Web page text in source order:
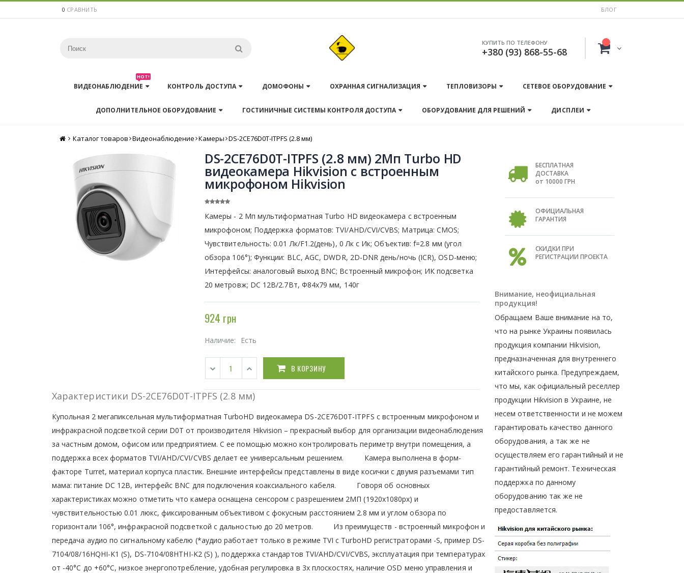
0 СРАВНИТЬ БЛОГ
КУПИТЬ ПО ТЕЛЕФОНУ
+380 (93) 868-55-68
ВИДЕОНАБЛЮДЕНИЕ
HOT!
КОНТРОЛЬ ДОСТУПА ДОМОФОНЫ ОХРАННАЯ СИГНАЛИЗАЦИЯ ТЕПЛОВИЗОРЫ СЕТЕВОЕ ОБОРУДОВАНИЕ
ДОПОЛНИТЕЛЬНОЕ ОБОРУДОВАНИЕ ГОСТИНИЧНЫЕ СИСТЕМЫ КОНТРОЛЯ ДОСТУПА ОБОРУДОВАНИЕ ДЛЯ РЕШЕНИЙ ДИСПЛЕИ
Главная
Каталог товаров Видеонаблюдение Камеры DS-2CE76D0T-ITPFS (2.8 мм)
DS-2CE76D0T-ITPFS (2.8 мм) 2Мп Turbo HD
видеокамера Hikvision с встроенным
микрофоном Hikvision
Камеры - 2 Мп мультиформатная Turbo HD видеокамера с встроенным
микрофоном; Поддержка форматов: TVI/AHD/CVI/CVBS; Матрица: CMOS;
Чувствительность: 0.01 Лк/F1.2(день), 0 Лк c Ик; Объектив: f=2.8 мм (угол
обзора 106°); Функции: BLC, AGC, DWDR, 2D-DNR день/ночь (ICR), OSD-меню;
Интерфейсы: аналоговый выход BNC; Встроенный микрофон; ИК подсветка
20 метровж; DC 12В/2.7Вт, Ф84х79 мм, 140г
924 грн
Наличие: Есть
В КОРЗИНУ
Характеристики DS-2CE76D0T-ITPFS (2.8 мм)
Купольная 2 мегапиксельная мультиформатная TurboHD видеокамера DS-2CE76D0T-ITPFS с встроенным микрофоном и
инфракрасной подсветкой серии D0T от производителя Hikvision – прекрасный выбор для организации видеонаблюдения
за частным домом, офисом или предприятием. С ее помощью можно контролировать периметр внутри помещения, а
поддержка всех форматов TVI/AHD/CVI/CVBS делает ее универсальным решением. Камера выполнена в форм-
факторе Turret, материал корпуса пластик. Внешние интерфейсы представлены в виде косички с двумя разъемами тип
мама: питание DC 12В, интерфейс BNC для подключения коаксиального кабеля. Говоря об основных
характеристиках можно отметить что камера оснащена сенсором с разрешением 2МП (1920х1080px) и
чувствительностью 0.01 люкс, фиксированным объективом с фокусным расстоянием 2.8 мм и углом обзора по
горизонтали 106°, инфракрасной подсветкой с дальностью до 20 метров. Из преимуществ - встроенный микрофон и
передача аудио по сигнальному кабелю (*аудио работает только в режиме TVI с TurboHD регистраторами -S, пример DS-
7104/08/16HQHI-K1 (S), DS-7104/08HTHI-K2 (S) ), поддержка стандартов TVI/AHD/CVI/CVBS, эксплуатация при температурах
от -40°C до +60°C, низкое энергопотребление, удобная регулировка в 3х плоскостях, наличие OSD меню управления и
БЕСПЛАТНАЯ
ДОСТАВКА
от 10000 ГРН
ОФИЦИАЛЬНАЯ
ГАРАНТИЯ
СКИДКИ ПРИ
РЕГИСТРАЦИИ ПРОЕКТА
Внимание, неофициальная
продукция!
Обращаем Ваше внимание на то,
что на рынке Украины появилась
продукция компании Hikvision,
предназначенная для внутреннего
китайского рынка. Предупреждаем,
что мы, как официальный реселлер
продукции Hikvision в Украине, не
несем ответственности и не можем
гарантировать качество данного
оборудования, а так же не
осуществляем его гарантийный и не
гарантийный ремонт. Техническая
поддержка по данному
оборудованию так же не
предоставляется.